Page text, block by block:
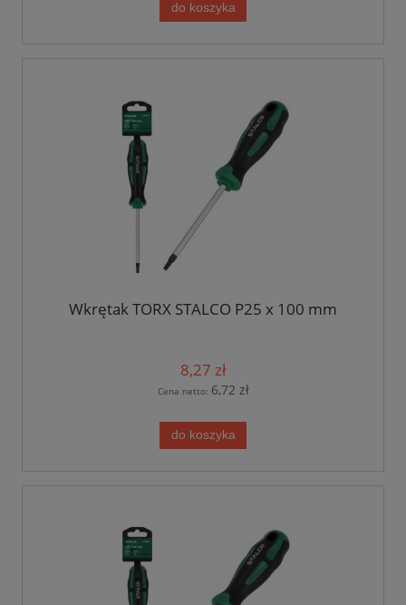
do koszyka
Wkrętak TORX STALCO P25 x 100 mm
8,27 zł
Cena netto: 6,72 zł
do koszyka